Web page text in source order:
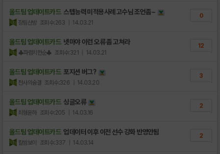
올드팀 업데이트카드 스텝능력 미적용사례 고수님 조언좀~
장림산방 조회수:263 | 14.03.21
0
올드팀 업데이트카드 넷마야 이런 오류 좀 고쳐라
♣파렴치한순♣ 조회수:321 | 14.03.21
12
올드팀 업데이트카드 포지션 버그?
천사의숨결 조회수:326 | 14.03.20
3
올드팀 업데이트카드 싱글오류
최형윤하 조회수:205 | 14.03.16
2
올드팀 업데이트카드 업데이터 이후 이전 선수 강화 반영안됨
칼쌈보이 조회수:337 | 14.03.14
2